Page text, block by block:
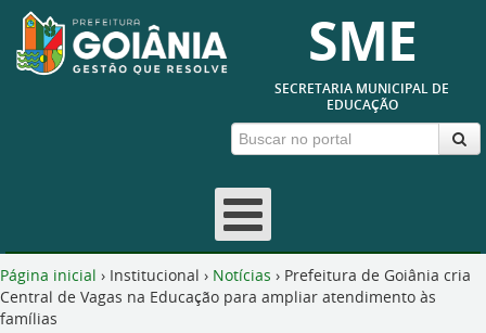
SME
SECRETARIA MUNICIPAL DE
EDUCAÇÃO
Página inicial › Institucional › Notícias › Prefeitura de Goiânia cria
Central de Vagas na Educação para ampliar atendimento às
famílias